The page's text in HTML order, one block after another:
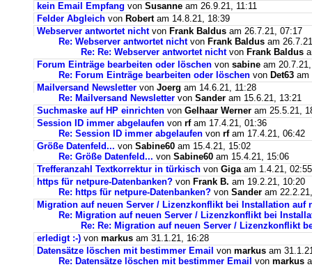
kein Email Empfang von Susanne am 26.9.21, 11:11
Felder Abgleich von Robertam 14.8.21, 18:39
Webserver antwortet nichtvon Frank Baldus am 26.7.21, 07:17
Re: Webserver antwortet nichtvon Frank Baldus am
Re: Re: Webserver antwortet nichtvon Frank Baldus
Forum Einträge bearbeiten oder löschen von sabine am
Re: Forum Einträge bearbeiten oder löschen von Det63 am
Mailversand Newsletter von Joerg am 14.6.21, 11:28
Re: Mailversand Newsletter von Sander am 15.6.21, 13:21
Suchmaske auf HP einrichten von Gelhaar Werner am 25.5.21,
Session ID immer abgelaufen von rfam 17.4.21, 01:36
Re: Session ID immer abgelaufen von rfam 17.4.21, 06:42
Größe Datenfeld... von Sabine60 am 15.4.21, 15:02
Re: Größe Datenfeld... von Sabine60 am 15.4.21, 15:06
Trefferanzahl Textkorrektur in türkisch von Gigaam 1.4.21, 02:55
https für netpure-Datenbanken? von Frank B. am 19.2.21, 10:20
Re: https für netpure-Datenbanken? von Sander am
Migration auf neuen Server / Lizenzkonflikt bei Installation auf
Re: Migration auf neuen Server / Lizenzkonflikt bei
Re: Re: Migration auf neuen Server / Lizenzkonflikt
erledigt :-) von markus am 31.1.21, 16:28
Datensätze löschen mit bestimmer Email von markus am
Re: Datensätze löschen mit bestimmer Email von markus